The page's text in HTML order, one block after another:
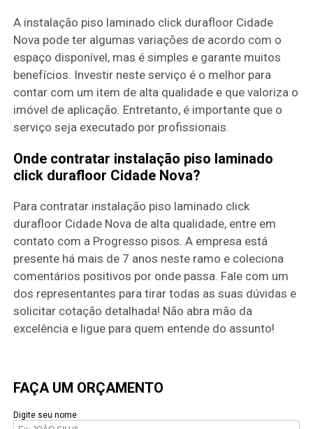
A instalação piso laminado click durafloor Cidade
Nova pode ter algumas variações de acordo com o
espaço disponível, mas é simples e garante muitos
benefícios. Investir neste serviço é o melhor para
contar com um item de alta qualidade e que valoriza o
imóvel de aplicação. Entretanto, é importante que o
serviço seja executado por profissionais.
Onde contratar instalação piso laminado
click durafloor Cidade Nova?
Para contratar instalação piso laminado click
durafloor Cidade Nova de alta qualidade, entre em
contato com a Progresso pisos. A empresa está
presente há mais de 7 anos neste ramo e coleciona
comentários positivos por onde passa. Fale com um
dos representantes para tirar todas as suas dúvidas e
solicitar cotação detalhada! Não abra mão da
excelência e ligue para quem entende do assunto!
FAÇA UM ORÇAMENTO
Digite seu nome